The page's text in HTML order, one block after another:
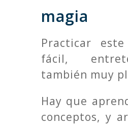
magia
Practicar
fácil,
también muy
Hay que
conceptos, y